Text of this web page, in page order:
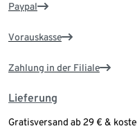
Paypal
Vorauskasse
Zahlung in der Filiale
Lieferung
Gratisversand ab 29 € &